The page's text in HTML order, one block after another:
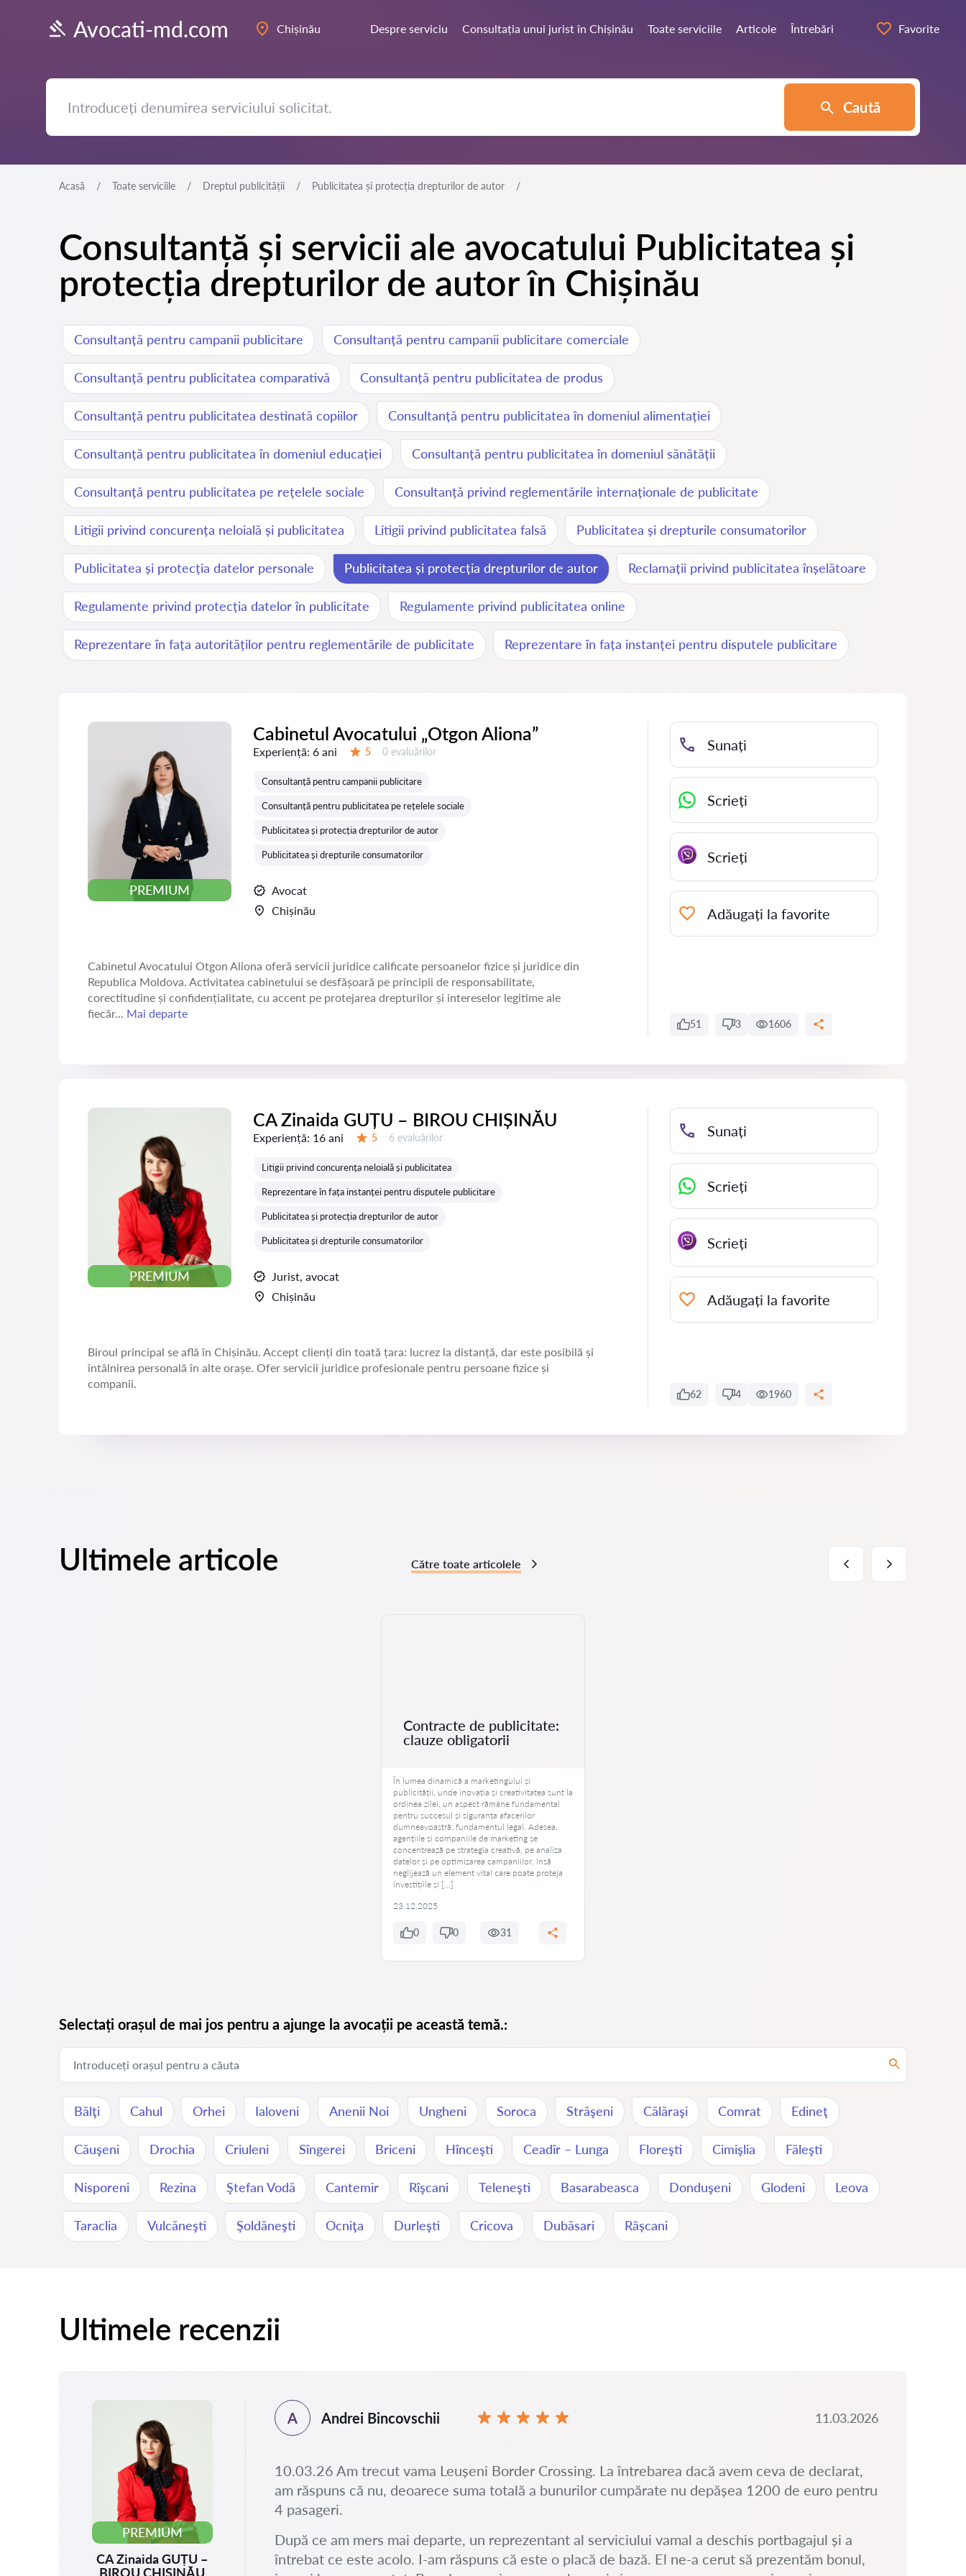
Avocati-md.com Chișinău Despre serviciu Consultația unui jurist în Chișinău Toate serviciile Articole Întrebări Favorite
Caută
Acasă Toate serviciile Dreptul publicității Publicitatea și protecția drepturilor de autor
Consultanță și servicii ale avocatului Publicitatea și
protecția drepturilor de autor în Chișinău
Consultanță pentru campanii publicitare Consultanță pentru campanii publicitare comerciale
Consultanță pentru publicitatea comparativă Consultanță pentru publicitatea de produs
Consultanță pentru publicitatea destinată copiilor Consultanță pentru publicitatea în domeniul alimentației
Consultanță pentru publicitatea în domeniul educației Consultanță pentru publicitatea în domeniul sănătății
Consultanță pentru publicitatea pe rețelele sociale Consultanță privind reglementările internaționale de publicitate
Litigii privind concurența neloială și publicitatea Litigii privind publicitatea falsă Publicitatea și drepturile consumatorilor
Publicitatea și protecția datelor personale Publicitatea și protecția drepturilor de autor Reclamații privind publicitatea înșelătoare
Regulamente privind protecția datelor în publicitate Regulamente privind publicitatea online
Reprezentare în fața autorităților pentru reglementările de publicitate Reprezentare în fața instanței pentru disputele publicitare
PREMIUM
Cabinetul Avocatului „Otgon Aliona”
Experiență: 6 ani 5 Evaluărilor:
0 evaluărilor
Consultanță pentru campanii publicitare
Consultanță pentru publicitatea pe rețelele sociale
Publicitatea și protecția drepturilor de autor
Publicitatea și drepturile consumatorilor
Avocat
Chișinău
Cabinetul Avocatului Otgon Aliona oferă servicii juridice calificate persoanelor fizice și juridice din
Republica Moldova. Activitatea cabinetului se desfășoară pe principii de responsabilitate,
corectitudine și confidențialitate, cu accent pe protejarea drepturilor și intereselor legitime ale
fiecăr... Mai departe
Sunați
Scrieți
Scrieți
Adăugați la favorite
51 3 1606
PREMIUM
CA Zinaida GUȚU – BIROU CHIȘINĂU
Experiență: 16 ani 5 Evaluărilor:
6 evaluărilor
Litigii privind concurența neloială și publicitatea
Reprezentare în fața instanței pentru disputele publicitare
Publicitatea și protecția drepturilor de autor
Publicitatea și drepturile consumatorilor
Jurist, avocat
Chișinău
Biroul principal se află în Chișinău. Accept clienți din toată țara: lucrez la distanță, dar este posibilă și
întâlnirea personală în alte orașe. Ofer servicii juridice profesionale pentru persoane fizice și
companii.
Sunați
Scrieți
Scrieți
Adăugați la favorite
62 4 1960
Ultimele articole Către toate articolele
Contracte de publicitate:
clauze obligatorii
În lumea dinamică a marketingului și
publicității, unde inovația și creativitatea sunt la
ordinea zilei, un aspect rămâne fundamental
pentru succesul și siguranța afacerilor
dumneavoastră: fundamentul legal. Adesea,
agențiile și companiile de marketing se
concentrează pe strategia creativă, pe analiza
datelor și pe optimizarea campaniilor, însă
neglijează un element vital care poate proteja
investițiile și […]
23.12.2025
0 0 31
Selectați orașul de mai jos pentru a ajunge la avocații pe această temă.:
Bălţi Cahul Orhei Ialoveni Anenii Noi Ungheni Soroca Străşeni Călăraşi Comrat Edineţ
Căuşeni Drochia Criuleni Sîngerei Briceni Hînceşti Ceadîr – Lunga Floreşti Cimişlia Făleşti
Nisporeni Rezina Ştefan Vodă Cantemir Rîşcani Teleneşti Basarabeasca Donduşeni Glodeni Leova
Taraclia Vulcăneşti Şoldăneşti Ocniţa Durleşti Cricova Dubăsari Râșcani
Ultimele recenzii
PREMIUM
CA Zinaida GUȚU –
BIROU CHIȘINĂU
A Andrei Bincovschii 11.03.2026
10.03.26 Am trecut vama Leușeni Border Crossing. La întrebarea dacă avem ceva de declarat,
am răspuns că nu, deoarece suma totală a bunurilor cumpărate nu depășea 1200 de euro pentru
4 pasageri.
După ce am mers mai departe, un reprezentant al serviciului vamal a deschis portbagajul și a
întrebat ce este acolo. I-am răspuns că este o placă de bază. El ne-a cerut să prezentăm bonul,